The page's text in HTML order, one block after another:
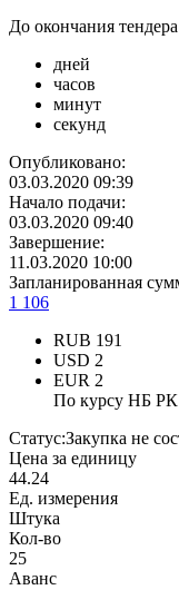
До окончания тендера
дней
часов
минут
секунд
Опубликовано:
03.03.2020 09:39
Начало подачи:
03.03.2020 09:40
Завершение:
11.03.2020 10:00
Запланированная
1 106
RUB 191
USD 2
EUR 2
По курсу НБ РК
Статус:Закупка не
Цена за единицу
44.24
Ед. измерения
Штука
Кол-во
25
Аванс